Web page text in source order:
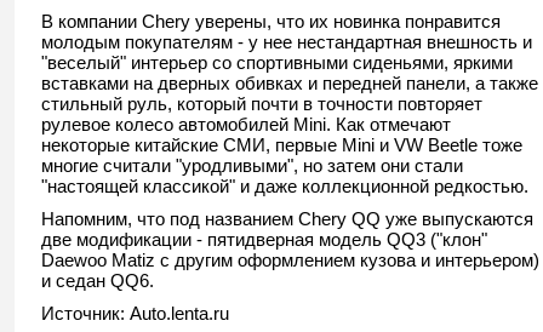
В компании Chery уверены, что их новинка понравится
молодым покупателям - у нее нестандартная внешность и
"веселый" интерьер со спортивными сиденьями, яркими
вставками на дверных обивках и передней панели, а также
стильный руль, который почти в точности повторяет
рулевое колесо автомобилей Mini. Как отмечают
некоторые китайские СМИ, первые Mini и VW Beetle тоже
многие считали "уродливыми", но затем они стали
"настоящей классикой" и даже коллекционной редкостью.
Напомним, что под названием Chery QQ уже выпускаются
две модификации - пятидверная модель QQ3 ("клон"
Daewoo Matiz с другим оформлением кузова и интерьером)
и седан QQ6.
Источник: Auto.lenta.ru